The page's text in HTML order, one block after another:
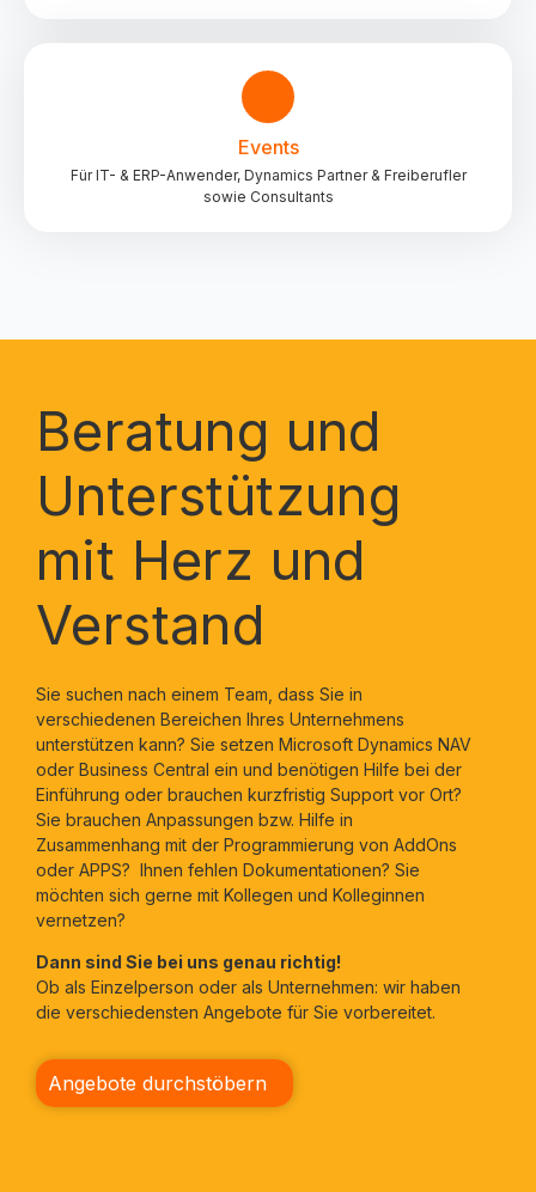
Events
Für IT- & ERP-Anwender, Dynamics Partner & Freiberufler
sowie Consultants
Beratung und
Unterstützung
mit Herz und
Verstand
Sie suchen nach einem Team, dass Sie in
verschiedenen Bereichen Ihres Unternehmens
unterstützen kann? Sie setzen Microsoft Dynamics NAV
oder Business Central ein und benötigen Hilfe bei der
Einführung oder brauchen kurzfristig Support vor Ort?
Sie brauchen Anpassungen bzw. Hilfe in
Zusammenhang mit der Programmierung von AddOns
oder APPS? Ihnen fehlen Dokumentationen? Sie
möchten sich gerne mit Kollegen und Kolleginnen
vernetzen?
Dann sind Sie bei uns genau richtig!
Ob als Einzelperson oder als Unternehmen: wir haben
die verschiedensten Angebote für Sie vorbereitet.
Angebote durchstöbern